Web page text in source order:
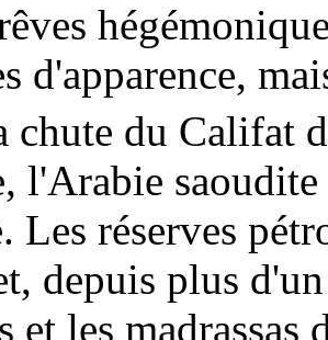
d'apparence,
chute du Califat
l'Arabie saoudite
Les réserves
depuis plus
et les madrassas